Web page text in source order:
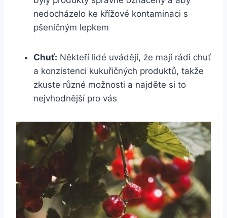
nedocházelo ke křížové kontaminaci s
pšeničným lepkem
Chuť: Někteří lidé uvádějí, že mají rádi chuť
a konzistenci kukuřičných produktů, takže
zkuste různé možnosti a najděte si to
nejvhodnější pro vás